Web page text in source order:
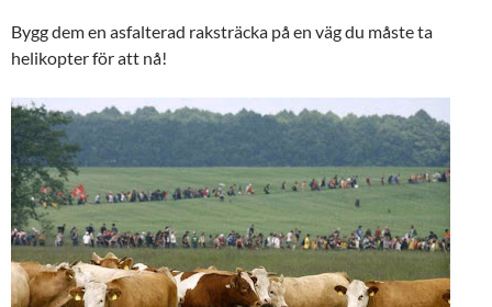
Bygg dem en asfalterad raksträcka på en väg du måste ta
helikopter för att nå!